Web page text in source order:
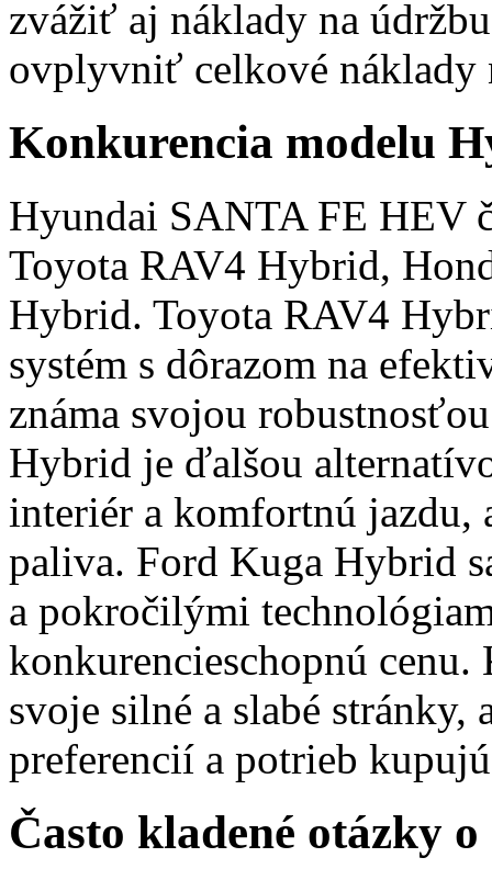
zvážiť aj náklady na
ovplyvniť celkové náklady
Konkurencia modelu
Hyundai SANTA FE HEV
Toyota RAV4 Hybrid,
Hybrid. Toyota RAV4
systém s dôrazom na
známa svojou
Hybrid je ďalšou
interiér a komfortnú jazdu,
paliva. Ford Kuga Hybrid
a pokročilými
konkurencieschopnú
svoje silné a slabé
preferencií a potrieb
Často kladené otázky